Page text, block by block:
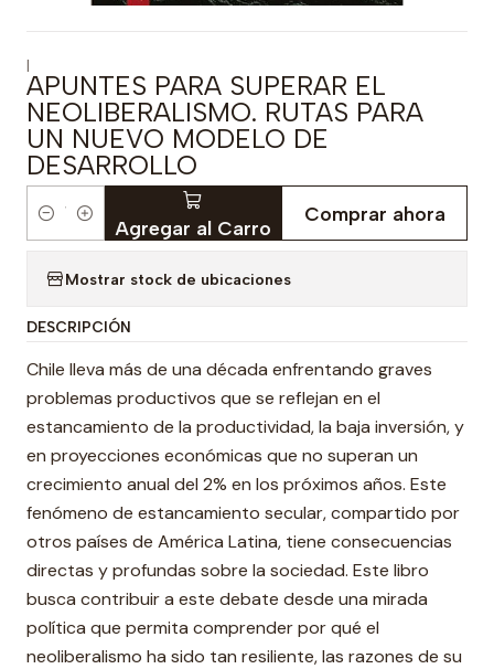
|
APUNTES PARA SUPERAR EL
NEOLIBERALISMO. RUTAS PARA
UN NUEVO MODELO DE
DESARROLLO
Cantidad Agregar al Carro
Comprar ahora
Mostrar stock de ubicaciones
DESCRIPCIÓN
Chile lleva más de una década enfrentando graves
problemas productivos que se reflejan en el
estancamiento de la productividad, la baja inversión, y
en proyecciones económicas que no superan un
crecimiento anual del 2% en los próximos años. Este
fenómeno de estancamiento secular, compartido por
otros países de América Latina, tiene consecuencias
directas y profundas sobre la sociedad. Este libro
busca contribuir a este debate desde una mirada
política que permita comprender por qué el
neoliberalismo ha sido tan resiliente, las razones de su